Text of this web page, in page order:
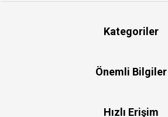
Kategoriler
Önemli Bilgiler
Hızlı Erişim